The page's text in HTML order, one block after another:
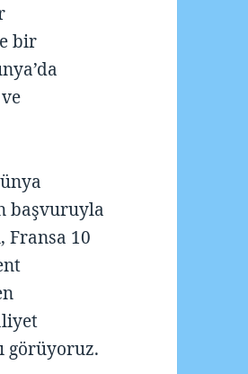
bir
başvuruyla
Fransa 10
görüyoruz.